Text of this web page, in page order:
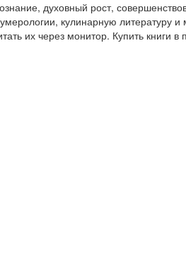
духовный рост,
кулинарную
их через монитор. Купить